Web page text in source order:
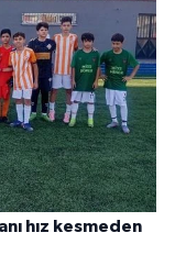
hız kesmeden